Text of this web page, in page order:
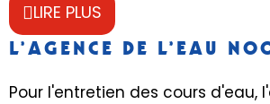
LIRE PLUS
L’AGENCE DE L’EAU
Pour l'entretien des cours